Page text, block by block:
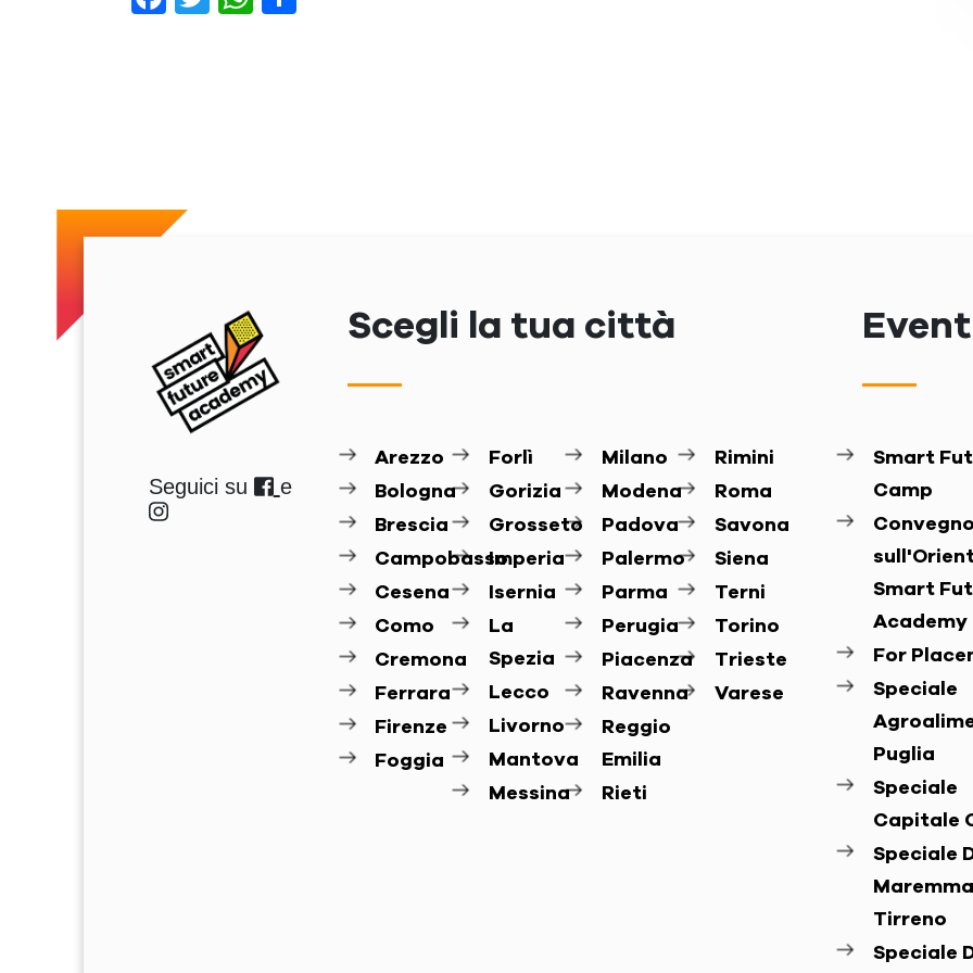
Seguici su e
Scegli la tua città
Arezzo
Bologna
Brescia
Campobasso
Cesena
Como
Cremona
Ferrara
Firenze
Foggia
Forlì
Gorizia
Grosseto
Imperia
Isernia
La
Spezia
Lecco
Livorno
Mantova
Messina
Milano
Modena
Padova
Palermo
Parma
Perugia
Piacenza
Ravenna
Reggio
Emilia
Rieti
Rimini
Roma
Savona
Siena
Terni
Torino
Trieste
Varese
Smart
Camp
Smart
Academy
For
Speciale
Puglia
Speciale
Capitale
Speciale
Tirreno
Speciale